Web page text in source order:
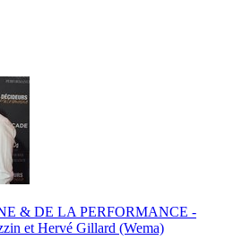
& DE LA PERFORMANCE -
et Hervé Gillard (Wema)